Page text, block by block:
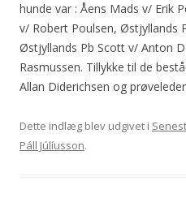
hunde var : Åens Mads v/ Erik
v/ Robert Poulsen, Østjyllands
Østjyllands Pb Scott v/ Anton
Rasmussen. Tillykke til de
Allan Diderichsen og
Dette indlæg blev udgivet i
Páll Júlíusson.